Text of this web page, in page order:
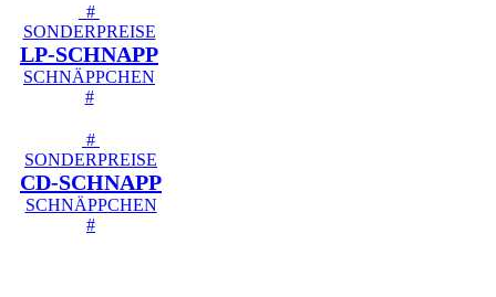
#
SONDERPREISE
LP-SCHNAPP
SCHNÄPPCHEN
#
#
SONDERPREISE
CD-SCHNAPP
SCHNÄPPCHEN
#